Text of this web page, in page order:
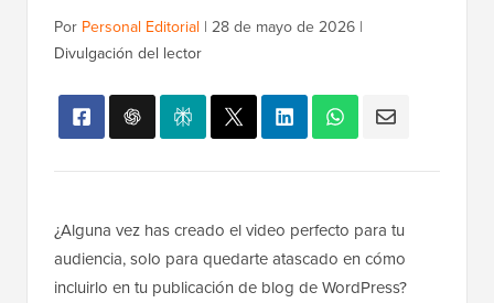
Por Personal Editorial | 28 de mayo de 2026 |
Divulgación del lector
¿Alguna vez has creado el video perfecto para tu
audiencia, solo para quedarte atascado en cómo
incluirlo en tu publicación de blog de WordPress?